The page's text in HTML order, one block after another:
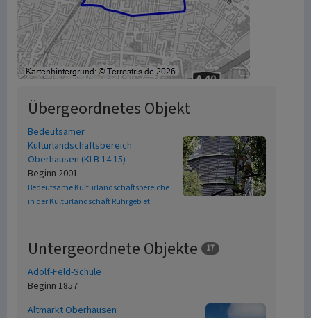
Übergeordnetes Objekt
Bedeutsamer
Kulturlandschaftsbereich
Oberhausen (KLB 14.15)
Beginn 2001
Bedeutsame Kulturlandschaftsbereiche
in der Kulturlandschaft Ruhrgebiet
Untergeordnete Objekte 17
Adolf-Feld-Schule
Beginn 1857
Altmarkt Oberhausen